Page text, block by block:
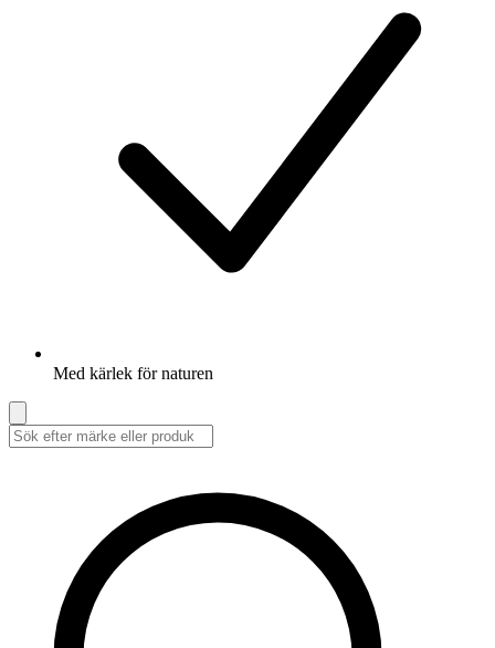
Med kärlek för naturen